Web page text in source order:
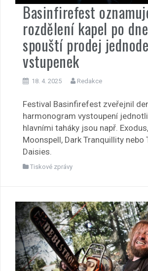
Basinfirefest
rozdělení kapel po
spouští prodej
vstupenek
18. 4. 2025 Redakce
Festival Basinfirefest zveřejnil
harmonogram vystoupení
hlavními taháky jsou např.
Moonspell, Dark Tranquillity nebo
Daisies.
Tiskové zprávy